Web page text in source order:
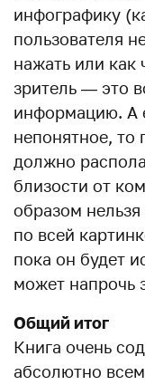
инфографику
пользователя
нажать или как
зритель — это
информацию. А
непонятное, то
должно
близости от
образом нельзя
по всей
пока он будет
может напрочь
Общий итог
Книга очень
абсолютно